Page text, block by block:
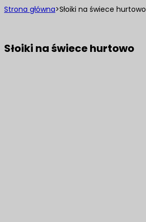
Strona główna>Słoiki na świece hurtowo
Słoiki na świece hurtowo